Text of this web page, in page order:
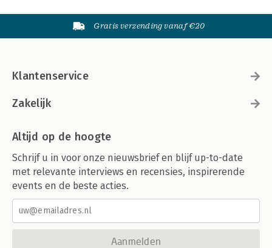
Gratis verzending vanaf €20
Klantenservice
Zakelijk
Altijd op de hoogte
Schrijf u in voor onze nieuwsbrief en blijf up-to-date
met relevante interviews en recensies, inspirerende
events en de beste acties.
Aanmelden